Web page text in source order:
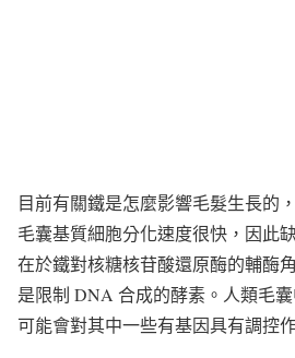
目前有關鐵是怎麼影響毛髮生長的
毛囊基質細胞分化速度很快，因此
在於鐵對核糖核苷酸還原酶的輔酶
是限制 DNA 合成的酵素。人類毛
可能會對其中一些有基因具有調控